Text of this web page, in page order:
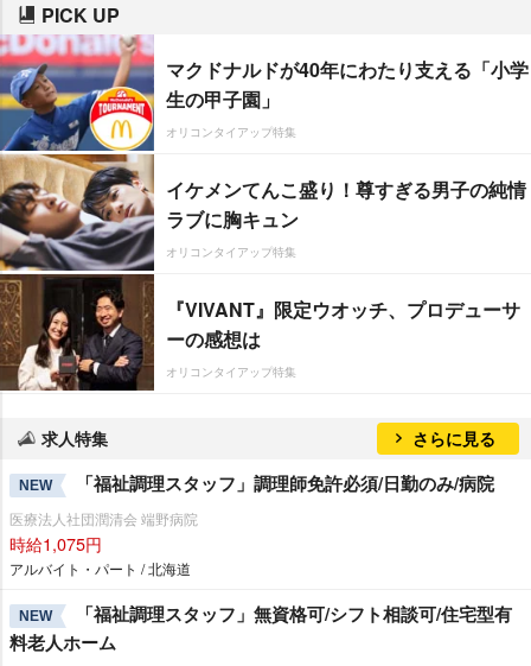
PICK UP
マクドナルドが40年にわたり支える「小学
生の甲子園」
オリコンタイアップ特集
イケメンてんこ盛り！尊すぎる男子の純情
ラブに胸キュン
オリコンタイアップ特集
『VIVANT』限定ウオッチ、プロデューサ
ーの感想は
オリコンタイアップ特集
求人特集 さらに見る
NEW 「福祉調理スタッフ」調理師免許必須/日勤のみ/病院
医療法人社団潤清会 端野病院
時給1,075円
アルバイト・パート / 北海道
NEW
「福祉調理スタッフ」無資格可/シフト相談可/住宅型有
料老人ホーム